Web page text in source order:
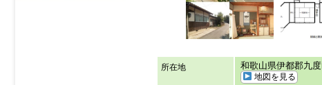
所在地 和歌山県伊都郡
地図を見る